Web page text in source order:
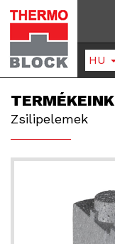
HU
TERMÉKEINK
Zsilipelemek